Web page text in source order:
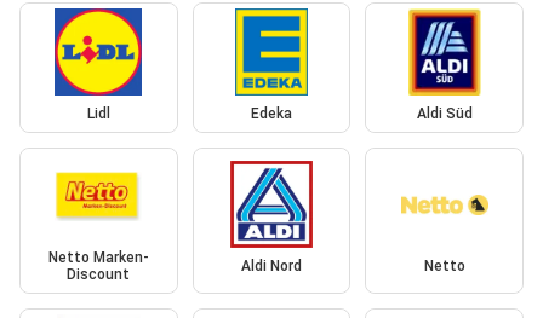
Lidl Edeka Aldi Süd
Netto Marken-
Discount
Aldi Nord Netto